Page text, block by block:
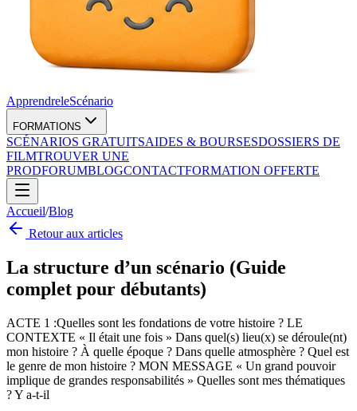
ApprendreleScénario
FORMATIONS
SCÉNARIOS GRATUITSAIDES & BOURSESDOSSIERS DE
FILMTROUVER UNE
PRODFORUMBLOGCONTACTFORMATION OFFERTE
Accueil/Blog
Retour aux articles
La structure d’un scénario (Guide
complet pour débutants)
ACTE 1 :Quelles sont les fondations de votre histoire ? LE
CONTEXTE « Il était une fois » Dans quel(s) lieu(x) se déroule(nt)
mon histoire ? À quelle époque ? Dans quelle atmosphère ? Quel est
le genre de mon histoire ? MON MESSAGE « Un grand pouvoir
implique de grandes responsabilités » Quelles sont mes thématiques
? Y a-t-il